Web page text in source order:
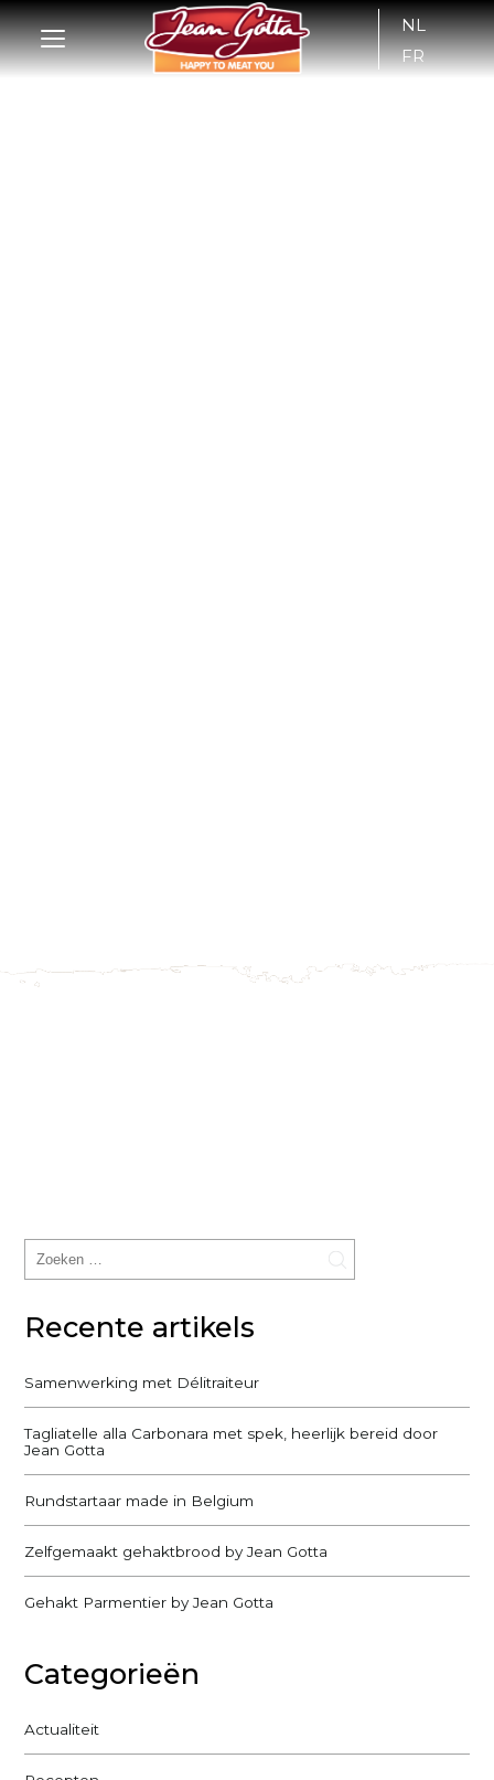
NL
FR
Recente artikels
Samenwerking met Délitraiteur
Tagliatelle alla Carbonara met spek, heerlijk bereid door
Jean Gotta
Rundstartaar made in Belgium
Zelfgemaakt gehaktbrood by Jean Gotta
Gehakt Parmentier by Jean Gotta
Categorieën
Actualiteit